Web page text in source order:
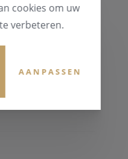
cookies om uw
verbeteren.
AANPASSEN